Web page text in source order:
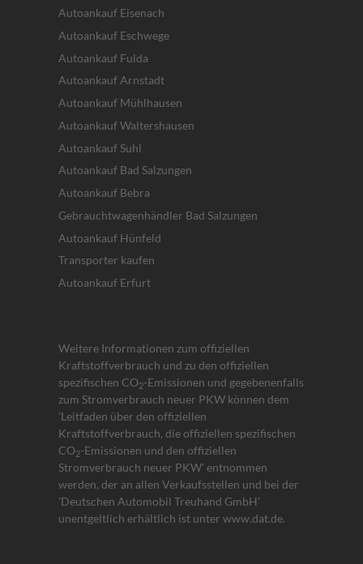
Autoankauf Eisenach
Autoankauf Eschwege
Autoankauf Fulda
Autoankauf Arnstadt
Autoankauf Mühlhausen
Autoankauf Waltershausen
Autoankauf Suhl
Autoankauf Bad Salzungen
Autoankauf Bebra
Gebrauchtwagenhändler Bad Salzungen
Autoankauf Hünfeld
Transporter kaufen
Autoankauf Erfurt
Weitere Informationen zum offiziellen
Kraftstoffverbrauch und zu den offiziellen
spezifischen CO2-Emissionen und gegebenenfalls
zum Stromverbrauch neuer PKW können dem
'Leitfaden über den offiziellen
Kraftstoffverbrauch, die offiziellen spezifischen
CO2-Emissionen und den offiziellen
Stromverbrauch neuer PKW' entnommen
werden, der an allen Verkaufsstellen und bei der
'Deutschen Automobil Treuhand GmbH'
unentgeltlich erhältlich ist unter www.dat.de.